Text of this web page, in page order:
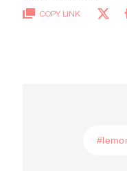
COPY LINK